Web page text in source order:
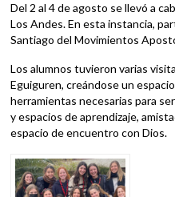
Del 2 al 4 de agosto se llevó a
Los Andes. En esta instancia,
Santiago del Movimientos
Los alumnos tuvieron varias
Eguiguren, creándose un
herramientas necesarias para
y espacios de aprendizaje,
espacio de encuentro con Dios.